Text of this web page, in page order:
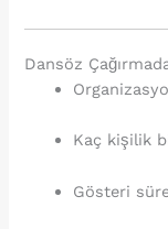
Dansöz
Kaç kişilik
Gösteri